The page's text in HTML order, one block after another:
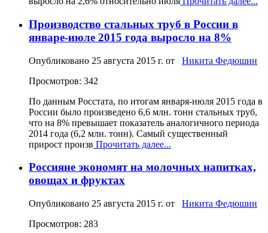
Производство стальных труб в России в
январе-июле 2015 года выросло на 8%
Опубликовано 25 августа 2015 г. от Никита Федюшин
Просмотров: 342
По данным Росстата, по итогам января-июля 2015 года в
России было произведено 6,6 млн. тонн стальных труб,
что на 8% превышает показатель аналогичного периода
2014 года (6,2 млн. тонн). Самый существенный
прирост произв Прочитать далее...
Россияне экономят на молочных напитках,
овощах и фруктах
Опубликовано 25 августа 2015 г. от Никита Федюшин
Просмотров: 283